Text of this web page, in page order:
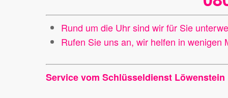
Rund um die Uhr sind wir für Sie
Rufen Sie uns an, wir helfen in wenigen
Service vom Schlüsseldienst Löwenstein